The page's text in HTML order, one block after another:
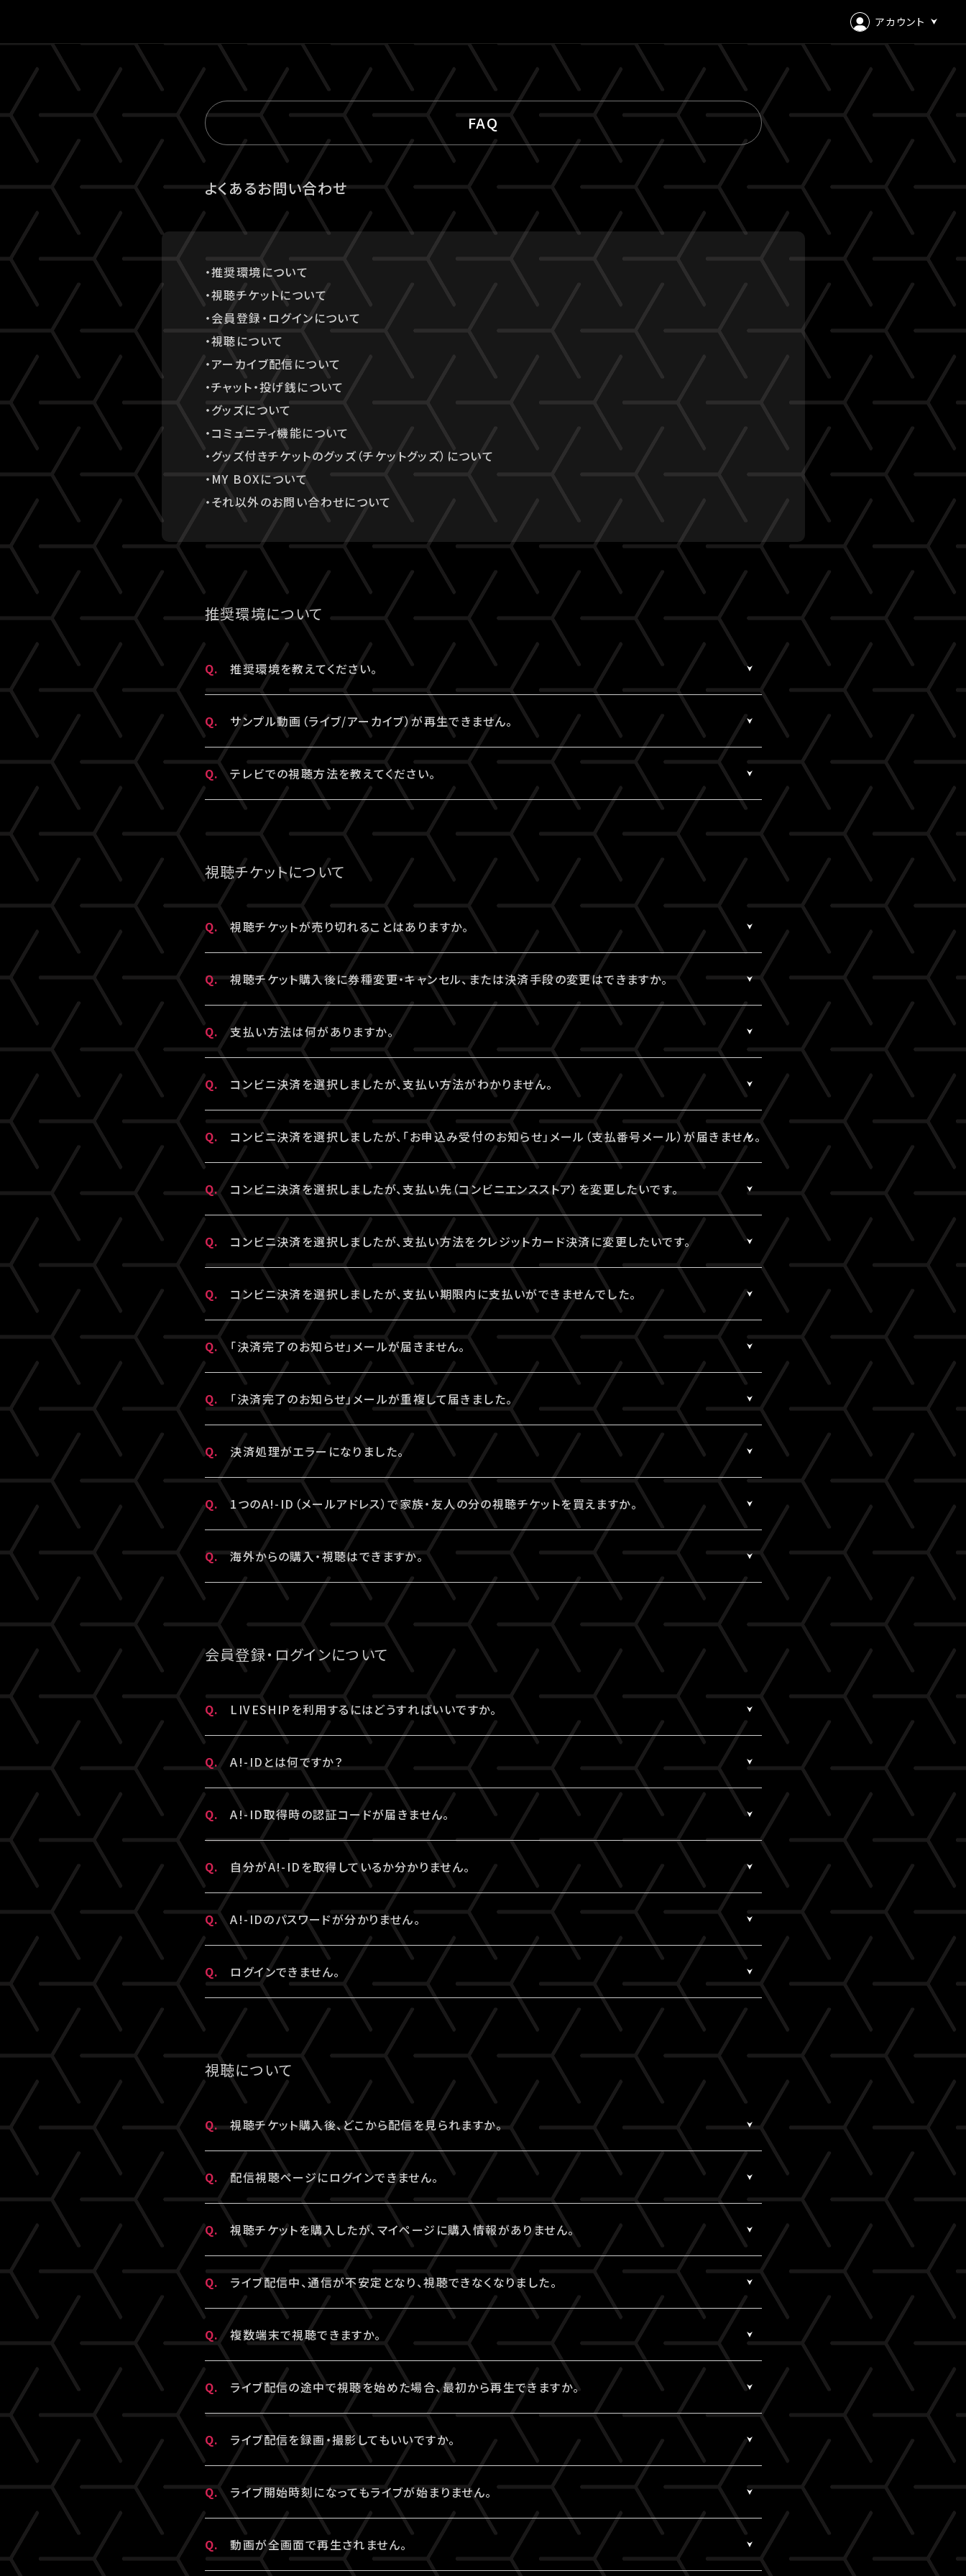
アカウント
ログイン
会員登録
FAQ
よくあるお問い合わせ
・推奨環境について
・視聴チケットについて
・会員登録・ログインについて
・視聴について
・アーカイブ配信について
・チャット・投げ銭について
・グッズについて
・コミュニティ機能について
・グッズ付きチケットのグッズ（チケットグッズ）について
・MY BOXについて
・それ以外のお問い合わせについて
推奨環境について
Q. 推奨環境を教えてください。
より推奨環境をご確認ください。
Q.
サンプル動画（ライブ/アーカイブ）が再生できません。
A. 推奨環境をご確認ください。推奨環境でも再生できない場合は こちらにお問い合わせください。
Q.
テレビでの視聴方法を教えてください。
テレビでの視聴方法の⼀例を こちら
でご紹介しております。
テレビ視聴は、当サービスの推奨環境ではありません。
参考にされる際は、あくまで推奨環境ではないことをご理解・ご了承のうえ、事前にテスト視聴をお試
しください。
※テレビでのご視聴中に生じた不具合に関しては、当サービスは一切の責任を負いかねます。
※テレビ等での視聴をご希望の場合は、サンプル動画視聴ページでサンプル動画の映像と音声が正
常に再生できることをご確認のうえ、ご自身の判断で視聴チケットのご購入をご検討ください。
視聴チケットについて
Q. 視聴チケットが売り切れることはありますか。
原則、視聴チケットの売り切れはございません。ただし公演・券種によっては枚数に限りがある場合が
ございます。
詳細はチケット販売ページでご確認ください。
Q. 視聴チケット購入後に券種変更・キャンセル、または決済手段の変更はできますか。
一度決済を完了された視聴チケットの券種変更・キャンセルは一切お受けできません。
※クレジットカード決済の場合、即時決済となります。
※コンビニ決済の場合、お支払いがお済みでない場合のみ、券種変更・キャンセルが可能です。
Q. 支払い方法は何がありますか。
クレジットカード決済、コンビニ決済がご利用いただけます。
決済の明細には「LIVESHIP」と表示されます。
Q. コンビニ決済を選択しましたが、支払い方法がわかりません。
A. コンビニ決済の支払い方法は、下記よりご確認ください。
■コンビニ決済支払い方法（手順4以降）
□ローソン・ミニストップ
https://www.sbpayment.jp/support/how_to_pay/cvs/lawson_webcvs/
□ファミリーマート
https://www.sbpayment.jp/support/how_to_pay/cvs/familymart_webcvs/
□セイコーマート
https://www.sbpayment.jp/support/how_to_pay/cvs/seicomart_webcvs/
Q. コンビニ決済を選択しましたが、「お申込み受付のお知らせ」メール（支払番号メール）が届きません。
A.
コンビニ決済を選択された場合、「お申込み受付のお知らせ」メール（支払番号メール）は、視聴チケ
ット販売ページでご入力いただいたA!-ID（メールアドレス）宛に【@liveship.tokyo】ドメインから配
信しております。
“迷惑メール”として自動振り分け・受信拒否されていないかご確認ください。
支払番号は、「マイページ」内「チケット購入情報」にも記載されておりますので、メールが未着の場合
は上記をご確認のうえ、期限内にお手続きください。
「マイページ」に記載がない場合や、支払期限を超過した場合は、再度、チケット販売ページより、お
手続きをお願いいたします。
Q. コンビニ決済を選択しましたが、支払い先（コンビニエンスストア）を変更したいです。
A.
コンビニ決済の支払先（コンビニエンスストア）を変更する場合は、「マイページ」内「チケット購入情
報」より、支払先を変更したいチケットを選択。
「支払い方法・コンビニの変更」から、「コンビニ決済をキャンセル」を押してください。
コンビニ決済のキャンセル後、再度「マイページ」内「チケット購入情報」にアクセスいただくと、「新た
に手続きする」というボタンが表示されます。
こちらより、改めてお手続きください。
※コンビニ決済のキャンセルには、15分ほどお時間がかかります。
※「決済取消中」のアイコンが表示されている間はお手続きができません。
Q. コンビニ決済を選択しましたが、支払い方法をクレジットカード決済に変更したいです。
コンビニ決済未入金の場合は、支払い方法をクレジットカード決済に変更していただけます。
「マイページ」内「チケット購入情報」より、支払方法を変更したいチケットを選択。
「支払い方法・コンビニの変更」から、「コンビニ決済をキャンセル」を押してください。
コンビニ決済のキャンセル後、再度「マイページ」内「チケット購入情報」にアクセスいただくと、「新た
に手続きする」というボタンが表示されます。
こちらより、クレジットカード決済を選択のうえ、改めてお手続きください。
※コンビニ決済のキャンセルには、15分ほどお時間がかかります。
※「決済取消中」のアイコンが表示されている間はお手続きができません。
※コンビニにてご入金済みの場合は、変更できません。
Q. コンビニ決済を選択しましたが、支払い期限内に支払いができませんでした。
A.
支払い期限を過ぎてしまった場合は、再度、チケット販売ページからご購入手続きをお願いします。
Q.
「決済完了のお知らせ」メールが届きません。
「決済完了のお知らせ」メールは、チケットご購入時にLIVESHIPにご登録いただいたA!-ID（メールア
ドレス）宛に【@liveship.tokyo】ドメインから配信しております。
“迷惑メール”として自動振り分け・受信拒否されていないかご確認ください。
「決済完了のお知らせ」メールが届かない場合は、「マイページ」内「チケット購入情報」にてご確認く
ださい。
チケットご購入済みの場合は、「決済完了のお知らせ」メールが届いていなくても、ライブ配信・アーカ
イブ配信は問題なくご視聴いただけます。
「チケット購入情報」に、チケットが表示されていない場合は、ご購入いただけていない状態です。
改めてチケット販売ページより購入手続きをお願いいたします。
Q. 「決済完了のお知らせ」メールが重複して届きました。
「決済完了のお知らせ」メールが2通以上届いた場合、誤ってチケットを重複してご購入されている可
能性がございます。
詳細を記載のうえ、こちらよりご連絡ください。
Q. 決済処理がエラーになりました。
▼コンビニ決済にて、よくあるエラー
「髙」・「﨑」のような環境依存文字をお名前にご使用された場合、コンビニシステム側の仕様により、
受付できないエラーが発生することがあります。環境依存文字でご登録の場合は、マイページ「基本
情報」内「会員情報」より常用漢字などにご変更いただくか、クレジットカード決済をご利用ください。
▼クレジットカード決済にて、よくあるエラー
クレジットカード番号やセキュリティコードなどの誤入力、有効期限外、限度額超過などによるエラー
の可能性がございます。今一度ご確認のうえ、お手続きください。
上記に当てはまらないエラーの場合は、お手数ですが、エラー時の状態など詳細を記載のうえ、こち
ら よりお問い合わせください。
Q. 1つのA!-ID（メールアドレス）で家族・友人の分の視聴チケットを買えますか。
1つのA!-ID（メールアドレス）からご購入いただける視聴チケットは、ご本人様の1枚分だけになりま
す。ご視聴される方がそれぞれのA!-ID（メールアドレス）にて、視聴チケットを購入していただく必要
がございます。
※A!-IDについては ［Q:A!-IDとは何ですか？］ をご参照ください。
Q. 海外からの購入・視聴はできますか。
A.
原則、視聴チケットのご購入は可能です。
ご視聴については、
を満たしているかをご確認ください。
推奨環境を満たしていない場合は、ご視聴いただけない可能性があります。
また、各国の通信環境によりご視聴いただけない場合もございます。
上記ご了承のうえ、ご自身の判断にてご購入ください。
会員登録・ログインについて
Q. LIVESHIPを利用するにはどうすればいいですか。
A.
LIVESHIPを利用するには、A!-ID（メールアドレス）が必要です。
LIVESHIPにアクセスし、A!-ID（メールアドレス）にてログインのうえ、会員登録を行ってください。
※A!-IDについては［Q:A!-IDとは何ですか？］ をご参照ください。
Q. A!-IDとは何ですか？
A. A!-IDとは、アーティストにまつわる様々なサービスをご利用いただける共通の会員ID（無料）です。
・「A!SMART」でグッズを購入されたことがある場合は、その際に登録されたメールアドレスがA!-ID
となります。
・A!-IDが必要なファンクラブ会員の場合、そちらで登録・連携されたメールアドレスがA!-IDとなりま
す。
・A!-ID（メールアドレス）をお持ちでない方は、LIVESHIP会員登録の過程で取得していただけます。
・お持ちのメールアドレスのA!-ID取得有無は、
こちら より確認することができます。
その他、A!-IDに関する詳細は こちら にてご確認ください。
Q. A!-ID取得時の認証コードが届きません。
ご入力いただいたメールアドレス宛に【@liveship.tokyo】ドメインから、認証コードをお知らせする
メールを配信しております。
“迷惑メール”として自動振り分け・受信拒否されていないかご確認ください。
※認証コードは発行より10分間有効です。
※未着の場合、改めて新規取得からお手続きください。
※複数回発行された場合は、一番新しい認証コードをご利用ください。
Q. 自分がA!-IDを取得しているか分かりません。
お持ちのメールアドレスのA!-ID取得有無は、 こちら
より確認することができます。
※すでに「A!SMART」をご利用の方はA!-IDの取得が完了しています。ご利用のA!-ID（メールアドレ
ス）とパスワードでログインください。
※A!-IDが必要なファンクラブ会員の場合、そちらで登録・連携されたメールアドレスがA!-IDとなりま
す。
Q. A!-IDのパスワードが分かりません。
パスワードをお忘れの場合は、 こちら
よりパスワード再設定を行えます。
Q.
ログインできません。
LIVESHIPにご登録のA!-ID（メールアドレス）とパスワードをご入力ください。
※パスワードをお忘れの場合は、こちら よりパスワード再設定を行えます。
▼以下もあわせてご確認ください。
1.ご登録のA!-ID（メールアドレス）とは別のメールアドレスをご利用になっていませんか？
2.推奨環境からお試しいただいていますか？
ご利用の環境が推奨環境でない場合、正常にページ遷移ができない可能性がございます。推奨環境
よりご確認ください。
スマートフォン、タブレットをご利用の場合、LINEやメール等のアプリ内ブラウジングではなく、指定の
ブラウザ（iPhone・iPadの場合は「Safari」、Androidの場合は「Chrome」）で当サービスをご利用く
ださい。
3.全て半角英数で入力できていますか？
必ず半角数字でご入力ください。全角入力ではログインできません。
4.スペースが入っていませんか？
入力の際、前後にスペースが入っていないかご確認ください。不要なスペースを入れると認証されま
せんので、ご注意ください。
5.キーボードのNum Lock（ナムロック）が押されていませんか？
ノートパソコンをご利用の方は、Num Lockキーが外れた状態で行ってください。
視聴について
Q. 視聴チケット購入後、どこから配信を見られますか。
LIVESHIPにてチケットを購入の場合、配信視聴ページにログインのうえ、ご視聴いただけます。
配信視聴ページは、各公演のチケット販売ページ、「マイページ」内「チケット購入情報」よりアクセス
いただけます。
※「決済完了のお知らせ」メールでもご案内しております。
※アーカイブ配信がある場合、同じページからご視聴いただけます。
※コンビニ決済にてお申込みをされている場合、お支払い（ご入金）完了後にご視聴いただけます。
Q. 配信視聴ページにログインできません。
配信視聴ページにログインいただくには視聴チケットをご購入されたA!-ID（メールアドレス）と、ご自
身で設定したパスワードをご入力ください。
※パスワードをお忘れの場合は、こちらよりパスワード再設定を行えます。
▼以下もあわせてご確認ください。
1.ご登録のA!-ID（メールアドレス）とは別のメールアドレスをご利用になっていませんか？
2.推奨環境からお試しいただいていますか？
ご利用の環境が推奨環境でない場合、正常にページ遷移ができない可能性がございます。推奨環境
はこちら
よりご確認ください。
スマートフォン、タブレットをご利用の場合、LINEやメール等のアプリ内ブラウジングではなく、指定の
ブラウザ（iPhone・iPadの場合は「Safari」、Androidの場合は「Chrome」）で当サービスをご利用く
ださい。
3.全て半角英数で入力できていますか？
必ず半角数字でご入力ください。全角入力ではログインできません。
Q. 視聴チケットを購入したが、マイページに購入情報がありません。
A.
視聴チケットをご購入されたA!-ID（メールアドレス）と、異なるA!-ID（メールアドレス）でログインされ
ている可能性がございます。
画面右上からログアウトしていただき、@以降が異なるなど、ご利用されているメールアドレスをご確
認のうえ、改めてログインをお試しください。
※「決済完了のお知らせ」メールをお受取りいただいているA!-ID（メールアドレス）にてログインして
ください。
Q. ライブ配信中、通信が不安定となり、視聴できなくなりました。
A.
本配信の視聴には高速・大容量のデータ通信が必要となります。有線接続、もしくはWi-Fiのご利用を
推奨いたします。お客様の視聴環境に伴う閲覧の不具合に関しては、当サービスは一切の責任を負い
かねます。
Q. 複数端末で視聴できますか。
A.
チケット1枚につき1端末まで視聴可能となっております。
複数端末でのログインが検知された場合には、一方の端末がログアウトされます。
Q. ライブ配信の途中で視聴を始めた場合、最初から再生できますか。
ライブ配信の途中からご利用の場合は、視聴開始された時点からの再生となります。
Q.
ライブ配信を録画・撮影してもいいですか。
原則、カメラ・スマートフォンなどによる画面録画・撮影・録音は禁止いたします。
ただし各配信で別途案内があった場合はこれに限りません。
録画・撮影・録音を許可する案内のない配信でSNSや動画サイトなどへの無断転載・共有を行った場
合、法的責任に問われる場合がございます。
Q. ライブ開始時刻になってもライブが始まりません。
リロード（再読み込み）をお試しいただき、視聴ページを更新してください。
※リロード（再読み込み）方法はご利用端末により異なります。
Q. 動画が全画面で再生されません。